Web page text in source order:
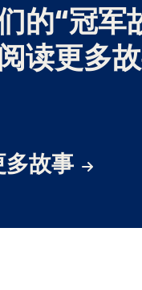
的“冠军
读更多
故事